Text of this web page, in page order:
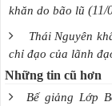
khăn do bão lũ (11/
Thái Nguyên
chỉ đạo của lãnh
Những tin cũ hơn
Bế giảng Lớp